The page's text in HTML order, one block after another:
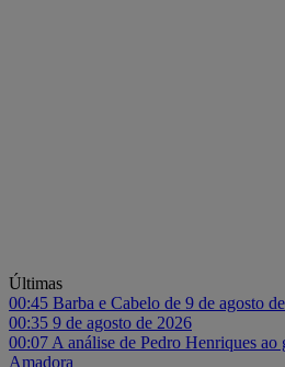
Últimas
00:45 Barba e Cabelo de 9 de agosto
00:35 9 de agosto de 2026
00:07 A análise de Pedro Henriques ao
Amadora